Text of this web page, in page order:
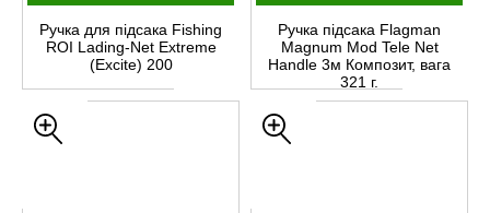
Ручка для підсака Fishing
ROI Lading-Net Extreme
(Excite) 200
Ручка підсака Flagman
Magnum Mod Tele Net
Handle 3м Композит, вага
321 г.